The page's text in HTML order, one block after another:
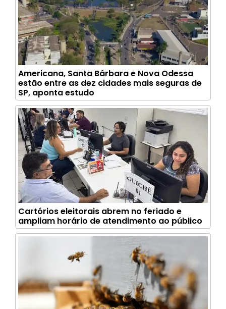
Americana, Santa Bárbara e Nova Odessa
estão entre as dez cidades mais seguras de
SP, aponta estudo
Cartórios eleitorais abrem no feriado e
ampliam horário de atendimento ao público